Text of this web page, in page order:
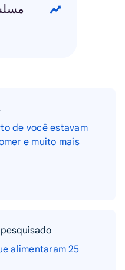
de você estavam
e muito mais
alimentaram 25